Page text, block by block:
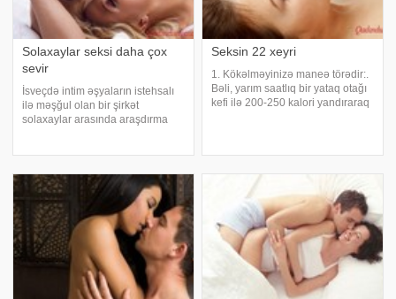
Solaxaylar seksi daha çox
sevir
İsveçdə intim əşyaların istehsalı
ilə məşğul olan bir şirkət
solaxaylar arasında araşdırma
ilə seçilirlər. 10 min respondent
arasınd
Seksin 22 xeyri
1. Kökəlməyinizə maneə törədir:.
Bəli, yarım saatlıq bir yataq otağı
kefi ilə 200-250 kalori yandıraraq